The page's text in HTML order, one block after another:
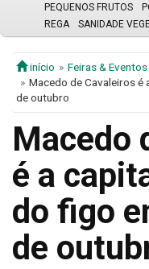
PEQUENOS FRUTOS
REGA
SANIDADE
início
Feiras & Eventos
Macedo de Cavaleiros é
de outubro
Macedo
é a
do figo
de